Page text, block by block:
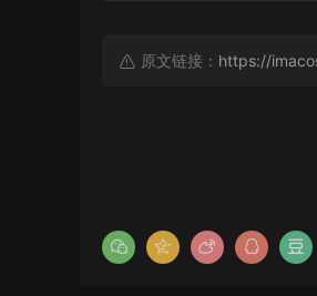
原文链接： https://